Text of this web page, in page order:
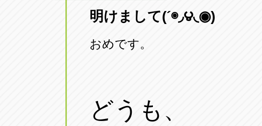
明けまして(´◉◞౪◟◉)
おめです。
どうも、